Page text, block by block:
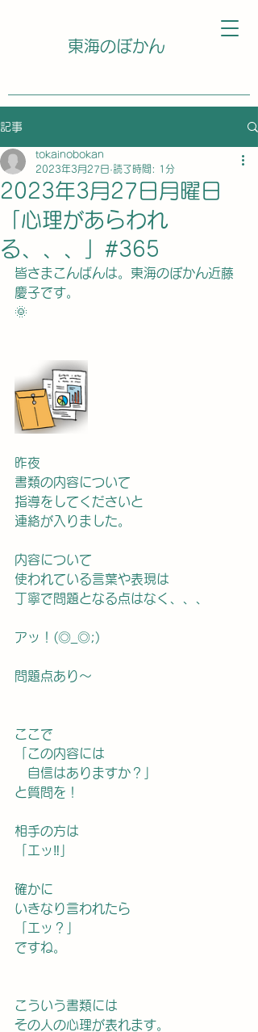
東海のぼかん
記事
2023年3月27日月曜日
「心理があらわれ
る、、、」#365
tokainobokan
2023年3月27日 読了時間: 1分
皆さまこんばんは。東海のぼかん近藤
慶子です。
🌞
昨夜
書類の内容について
指導をしてくださいと
連絡が入りました。
内容について
使われている言葉や表現は
丁寧で問題となる点はなく、、、
アッ！(◎_◎;)
問題点あり〜
ここで
「この内容には
自信はありますか？」
と質問を！
相手の方は
「エッ‼︎」
確かに
いきなり言われたら
「エッ？」
ですね。
こういう書類には
その人の心理が表れます。